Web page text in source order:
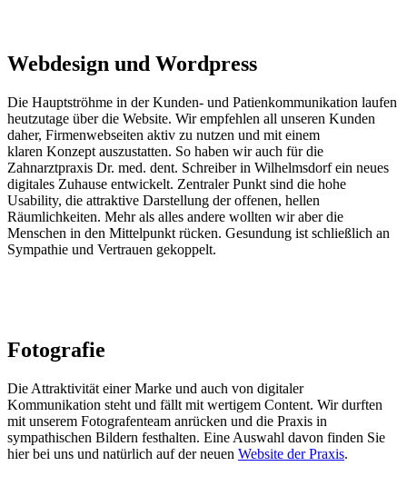
Webdesign und Wordpress
Die Hauptströhme in der Kunden- und Patienkommunikation laufen
heutzutage über die Website. Wir empfehlen all unseren Kunden
daher, Firmenwebseiten aktiv zu nutzen und mit einem
klaren Konzept auszustatten. So haben wir auch für die
Zahnarztpraxis Dr. med. dent. Schreiber in Wilhelmsdorf ein neues
digitales Zuhause entwickelt. Zentraler Punkt sind die hohe
Usability, die attraktive Darstellung der offenen, hellen
Räumlichkeiten. Mehr als alles andere wollten wir aber die
Menschen in den Mittelpunkt rücken. Gesundung ist schließlich an
Sympathie und Vertrauen gekoppelt.
Fotografie
Die Attraktivität einer Marke und auch von digitaler
Kommunikation steht und fällt mit wertigem Content. Wir durften
mit unserem Fotografenteam anrücken und die Praxis in
sympathischen Bildern festhalten. Eine Auswahl davon finden Sie
hier bei uns und natürlich auf der neuen Website der Praxis.